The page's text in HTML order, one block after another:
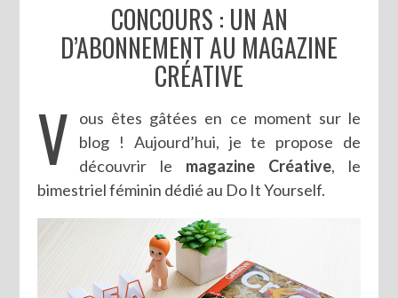
CONCOURS : UN AN
D’ABONNEMENT AU MAGAZINE
CRÉATIVE
V
ous êtes gâtées en ce moment sur le
blog ! Aujourd’hui, je te propose de
découvrir le magazine Créative, le
bimestriel féminin dédié au Do It Yourself.